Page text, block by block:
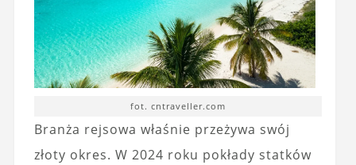
fot. cntraveller.com
Branża rejsowa właśnie przeżywa swój
złoty okres. W 2024 roku pokłady statków